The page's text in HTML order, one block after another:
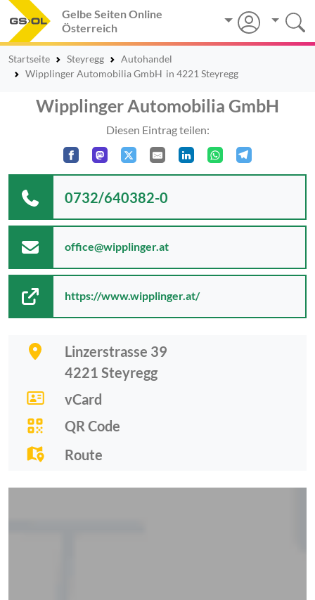
Gelbe Seiten Online
Österreich
Startseite Steyregg
Autohandel
Wipplinger Automobilia GmbH in 4221 Steyregg
Wipplinger Automobilia GmbH
Diesen Eintrag teilen:
Linzerstrasse 39
4221 Steyregg
vCard
QR Code
Route
0732/640382-0
office@wipplinger.at
https://www.wipplinger.at/